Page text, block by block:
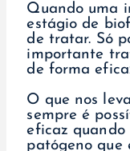
Quando uma
estágio de
de tratar. Só
importante
de forma
O que nos
sempre é
eficaz quando
patógeno que